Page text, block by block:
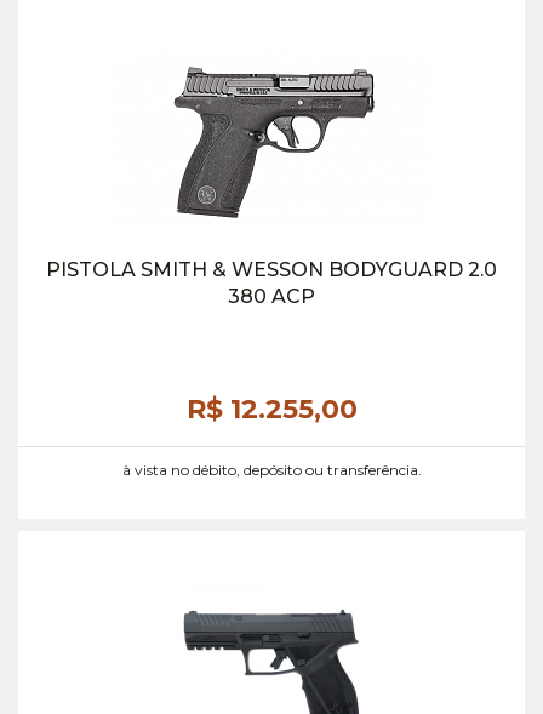
PISTOLA SMITH & WESSON BODYGUARD 2.0
380 ACP
R$ 12.255,00
à vista no débito, depósito ou transferência.